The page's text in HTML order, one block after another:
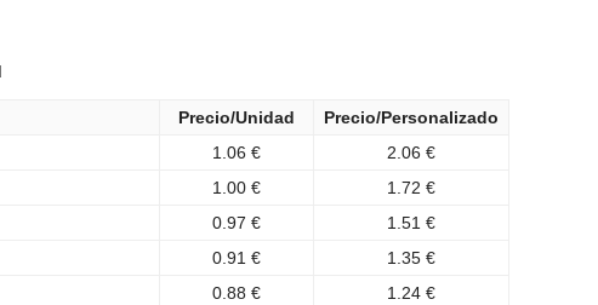
Precio/Unidad
Precio/Personalizado
1.06 €
2.06 €
1.00 €
1.72 €
0.97 €
1.51 €
0.91 €
1.35 €
0.88 €
1.24 €